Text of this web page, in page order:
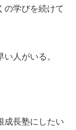
の学びを続けて
人がいる。
成長塾にしたい